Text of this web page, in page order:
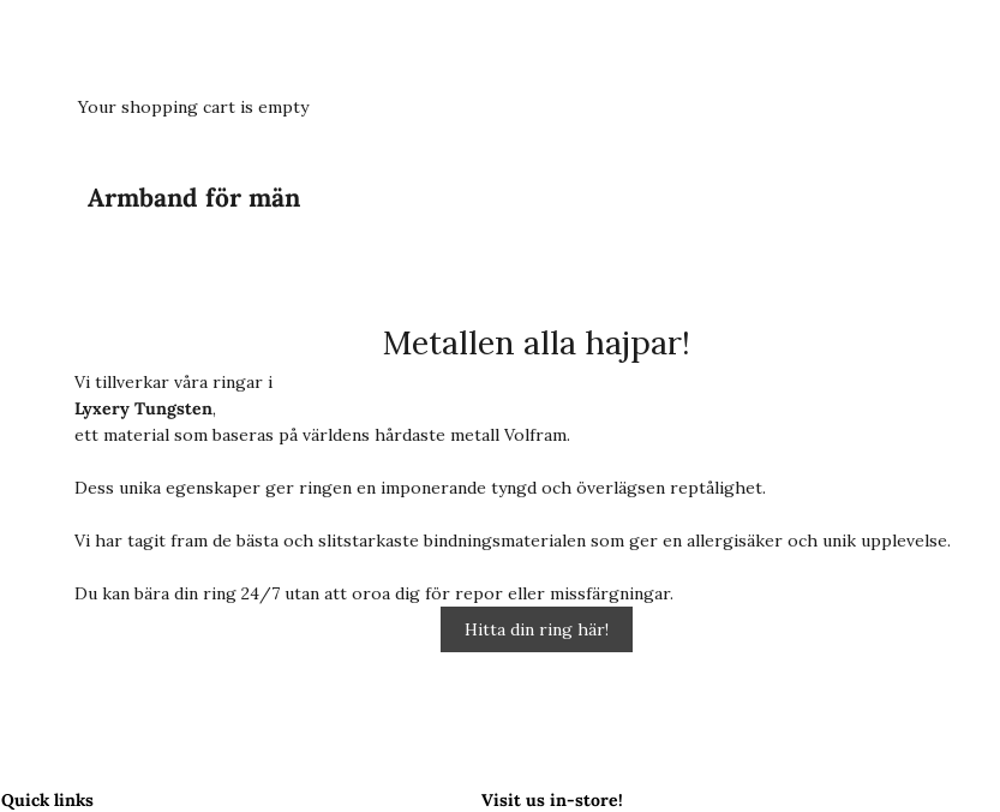
Your shopping cart is empty
Armband för män
Metallen alla hajpar!
Vi tillverkar våra ringar i
Lyxery Tungsten,
ett material som baseras på världens hårdaste metall Volfram.
Dess unika egenskaper ger ringen en imponerande tyngd och överlägsen reptålighet.
Vi har tagit fram de bästa och slitstarkaste bindningsmaterialen som ger en allergisäker och unik upplevelse.
Du kan bära din ring 24/7 utan att oroa dig för repor eller missfärgningar.
Hitta din ring här!
Quick links Visit us in-store!